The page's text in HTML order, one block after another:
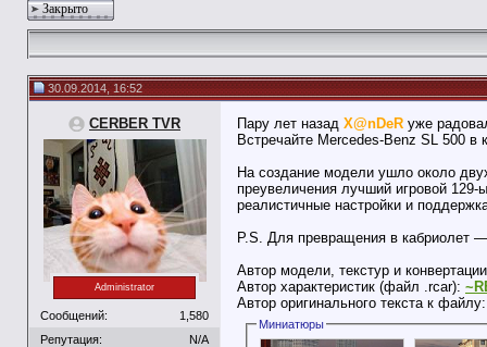
Закрыто
30.09.2014, 16:52
CERBER TVR
Administrator
Сообщений:
1,580
Репутация:
N/A
Пару лет назад X@nDeR уже
Встречайте Mercedes-Benz SL 500 в
На создание модели ушло около
преувеличения лучший игровой 129-
реалистичные настройки и
P.S. Для превращения в кабриолет
Автор модели, текстур и
Автор характеристик (файл .rcar):
Автор оригинального текста к
Миниатюры